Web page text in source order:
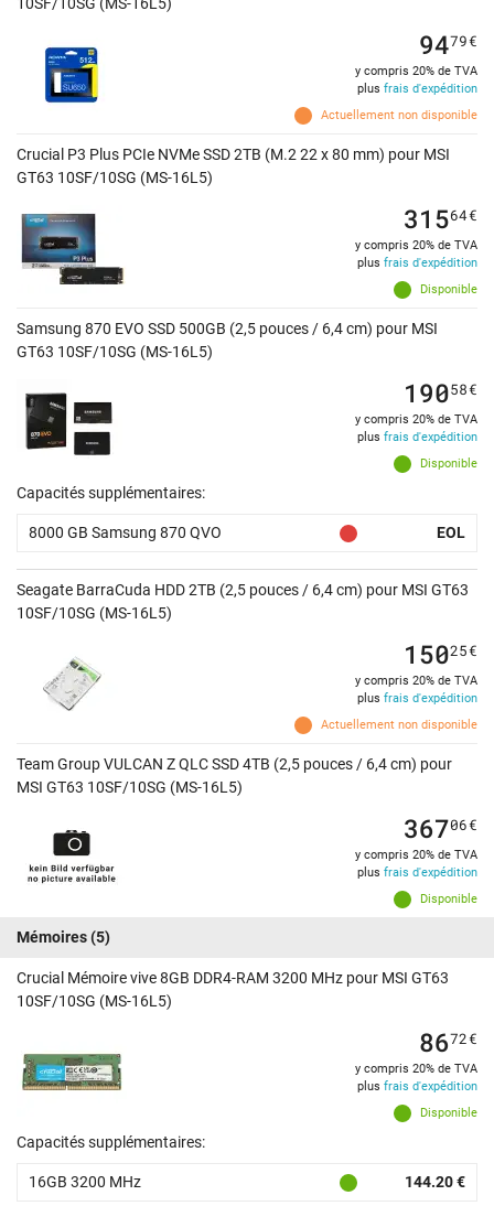
10SF/10SG (MS-16L5)
Actuellement non disponible
9479€
y compris 20% de TVA
plus frais d'expédition
Crucial P3 Plus PCIe NVMe SSD 2TB (M.2 22 x 80 mm) pour MSI
GT63 10SF/10SG (MS-16L5)
Disponible
31564€
y compris 20% de TVA
plus frais d'expédition
Samsung 870 EVO SSD 500GB (2,5 pouces / 6,4 cm) pour MSI
GT63 10SF/10SG (MS-16L5)
Disponible
19058€
y compris 20% de TVA
plus frais d'expédition
Capacités supplémentaires:
8000 GB Samsung 870 QVO EOL
Seagate BarraCuda HDD 2TB (2,5 pouces / 6,4 cm) pour MSI GT63
10SF/10SG (MS-16L5)
Actuellement non disponible
15025€
y compris 20% de TVA
plus frais d'expédition
Team Group VULCAN Z QLC SSD 4TB (2,5 pouces / 6,4 cm) pour
MSI GT63 10SF/10SG (MS-16L5)
Disponible
36706€
y compris 20% de TVA
plus frais d'expédition
Mémoires(5)
Crucial Mémoire vive 8GB DDR4-RAM 3200 MHz pour MSI GT63
10SF/10SG (MS-16L5)
Disponible
8672€
y compris 20% de TVA
plus frais d'expédition
Capacités supplémentaires:
16GB 3200 MHz 144.20 €